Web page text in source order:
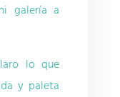
galería a
lo que
y paleta